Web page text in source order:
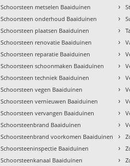
Schoorsteen metselen Baaiduinen
Schoorsteen onderhoud Baaiduinen
Schoorsteen plaatsen Baaiduinen
Schoorsteen renovatie Baaiduinen
Schoorsteen reparatie Baaiduinen
Schoorsteen schoonmaken Baaiduinen
Schoorsteen techniek Baaiduinen
Schoorsteen vegen Baaiduinen
Schoorsteen vernieuwen Baaiduinen
Schoorsteen vervangen Baaiduinen
Schoorsteenbrand Baaiduinen
Schoorsteenbrand voorkomen Baaiduinen
Schoorsteeninspectie Baaiduinen
Schoorsteenkanaal Baaiduinen
›
›
›
›
›
›
›
›
›
›
›
›
›
›